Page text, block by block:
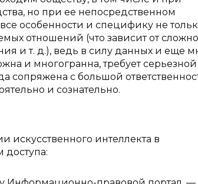
но при ее непосредственном
особенности и специфику не
отношений (что зависит от
и т. д.), ведь в силу данных и еще
и многогранна, требует серьезной
сопряжена с большой
и сознательно.
искусственного интеллекта в